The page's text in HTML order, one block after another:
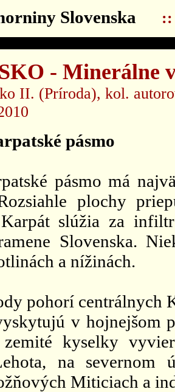
Slovenska ::
- Minerálne
II. (Príroda), kol.
pásmo
pásmo má
plochy
slúžia za
Slovenska.
a nížinách.
pohorí centrálnych
v hojnejšom
zemité kyselky
na severnom
Miticiach a